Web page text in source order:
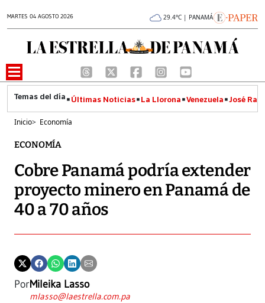
MARTES 04 AGOSTO 2026 29.4°C | PANAMÁ
Últimas Noticias La Llorona Venezuela José
Inicio> Economía
ECONOMÍA
Cobre Panamá podría extender
proyecto minero en Panamá de
40 a 70 años
PorMileika Lasso
mlasso@laestrella.com.pa